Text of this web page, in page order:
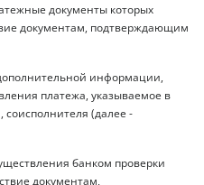
документы которых
документам, подтверждающим
информации,
платежа, указываемое в
(далее -
банком проверки
документам,